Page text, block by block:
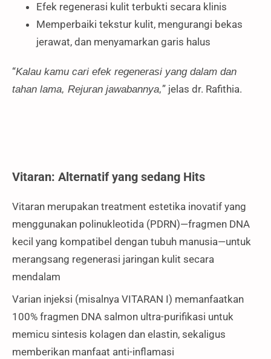
Efek regenerasi kulit terbukti secara klinis
Memperbaiki tekstur kulit, mengurangi bekas
jerawat, dan menyamarkan garis halus
“Kalau kamu cari efek regenerasi yang dalam dan
tahan lama, Rejuran jawabannya,” jelas dr. Rafithia.
Vitaran: Alternatif yang sedang Hits
Vitaran merupakan treatment estetika inovatif yang
menggunakan polinukleotida (PDRN)—fragmen DNA
kecil yang kompatibel dengan tubuh manusia—untuk
merangsang regenerasi jaringan kulit secara
mendalam
Varian injeksi (misalnya VITARAN I) memanfaatkan
100% fragmen DNA salmon ultra-purifikasi untuk
memicu sintesis kolagen dan elastin, sekaligus
memberikan manfaat anti-inflamasi